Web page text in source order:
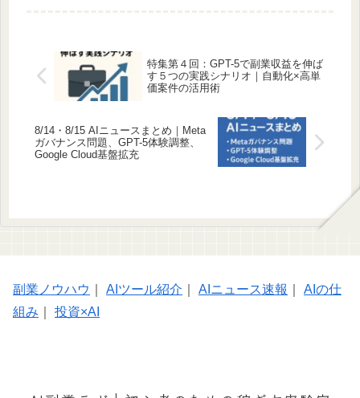
特集第４回：GPT-5で副業収益を伸ば
す５つの実践シナリオ｜自動化×高単
価案件の活用術
8/14・8/15 AIニュースまとめ｜Meta
ガバナンス問題、GPT-5体験調整、
Google Cloud基盤拡充
副業ノウハウ AIツール紹介 AIニュース速報
AIの仕
組み
投資×AI